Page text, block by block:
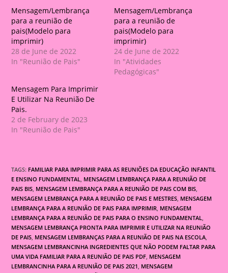
Mensagem/Lembrança
para a reunião de
pais(Modelo para
imprimir)
28 de June de 2022
In "Reunião de Pais"
Mensagem/Lembrança
para a reunião de
pais(Modelo para
imprimir)
24 de June de 2022
In "Atividades
Pedagógicas"
Mensagem Para Imprimir
E Utilizar Na Reunião De
Pais.
2 de February de 2023
In "Reunião de Pais"
TAGS: FAMILIAR PARA IMPRIMIR PARA AS REUNIÕES DA EDUCAÇÃO INFANTIL
E ENSINO FUNDAMENTAL MENSAGEM LEMBRANÇA PARA A REUNIÃO DE
PAIS BIS MENSAGEM LEMBRANÇA PARA A REUNIÃO DE PAIS COM BIS
MENSAGEM LEMBRANÇA PARA A REUNIÃO DE PAIS E MESTRES MENSAGEM
LEMBRANÇA PARA A REUNIÃO DE PAIS PARA IMPRIMIR MENSAGEM
LEMBRANÇA PARA A REUNIÃO DE PAIS PARA O ENSINO FUNDAMENTAL
MENSAGEM LEMBRANÇA PRONTA PARA IMPRIMIR E UTILIZAR NA REUNIÃO
DE PAIS MENSAGEM LEMBRANÇAS PARA A REUNIÃO DE PAIS NA ESCOLA
MENSAGEM LEMBRANCINHA INGREDIENTES QUE NÃO PODEM FALTAR PARA
UMA VIDA FAMILIAR PARA A REUNIÃO DE PAIS PDF MENSAGEM
LEMBRANCINHA PARA A REUNIÃO DE PAIS 2021 MENSAGEM